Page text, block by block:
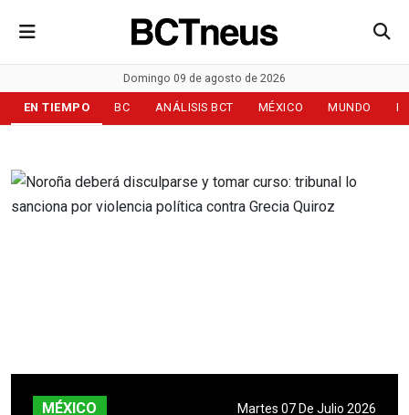
Domingo 09 de agosto de 2026
EN TIEMPO BC ANÁLISIS BCT MÉXICO MUNDO
MÉXICO
Martes 07 De Julio 2026